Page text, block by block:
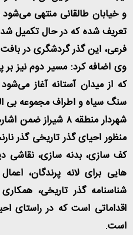
و خیابان طالقانی منتهی
فرعی، این گذر گردشگری در
وی اضافه کرد: مسیر دوم نیز بر
که از میدان آستانه آغاز
سنگ سیاه و اطراف مجموعه بی‌
شهردار منطقه ۸
منظور احیای گذر تاریخی گذر
کف سازی، بدنه سازی، نقاشی
هایی برای لانه پرندگان،
شناسنامه گذر تاریخی،
اقداماتی است که در راستای
است.